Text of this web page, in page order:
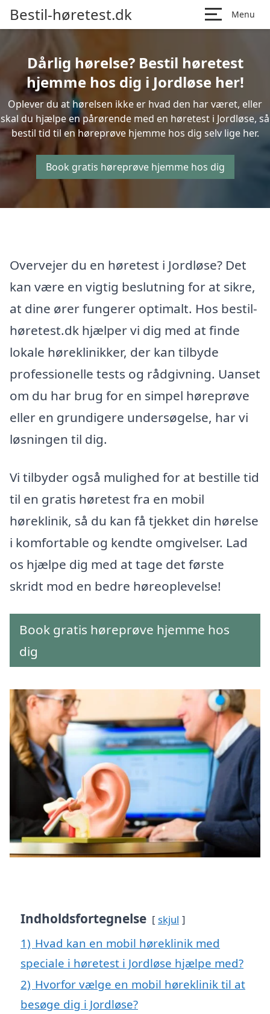
Bestil-høretest.dk Menu
Dårlig hørelse? Bestil høretest
hjemme hos dig i Jordløse her!
Oplever du at hørelsen ikke er hvad den har været, eller
skal du hjælpe en pårørende med en høretest i Jordløse, så
bestil tid til en høreprøve hjemme hos dig selv lige her.
Book gratis høreprøve hjemme hos dig
Overvejer du en høretest i Jordløse? Det
kan være en vigtig beslutning for at sikre,
at dine ører fungerer optimalt. Hos bestil-
høretest.dk hjælper vi dig med at finde
lokale høreklinikker, der kan tilbyde
professionelle tests og rådgivning. Uanset
om du har brug for en simpel høreprøve
eller en grundigere undersøgelse, har vi
løsningen til dig.
Vi tilbyder også mulighed for at bestille tid
til en gratis høretest fra en mobil
høreklinik, så du kan få tjekket din hørelse
i komfortable og kendte omgivelser. Lad
os hjælpe dig med at tage det første
skridt mod en bedre høreoplevelse!
Book gratis høreprøve hjemme hos
dig
Indholdsfortegnelse skjul
1) Hvad kan en mobil høreklinik med
speciale i høretest i Jordløse hjælpe med?
2) Hvorfor vælge en mobil høreklinik til at
besøge dig i Jordløse?